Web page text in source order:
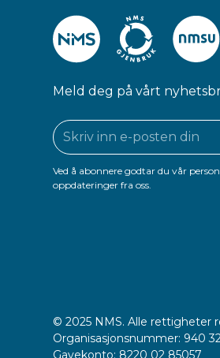
Meld deg på vårt
Ved å abonnere godtar du vår
oppdateringer fra oss.
© 2025 NMS. Alle rettigheter
Organisasjonsnummer: 940